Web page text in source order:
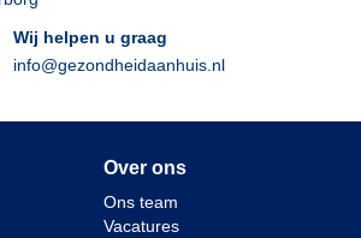
Wij helpen u graag
info@gezondheidaanhuis.nl
Over ons
Ons team
Vacatures